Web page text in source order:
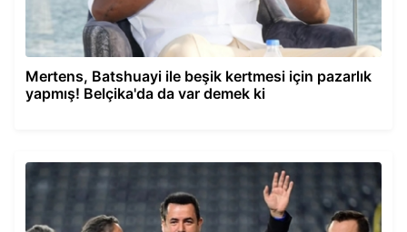
Mertens, Batshuayi ile beşik kertmesi için pazarlık
yapmış! Belçika'da da var demek ki